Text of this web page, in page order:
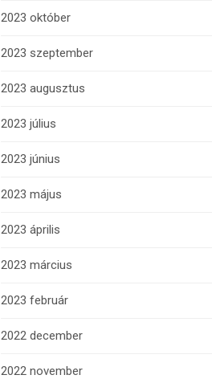
2023 október
2023 szeptember
2023 augusztus
2023 július
2023 június
2023 május
2023 április
2023 március
2023 február
2022 december
2022 november